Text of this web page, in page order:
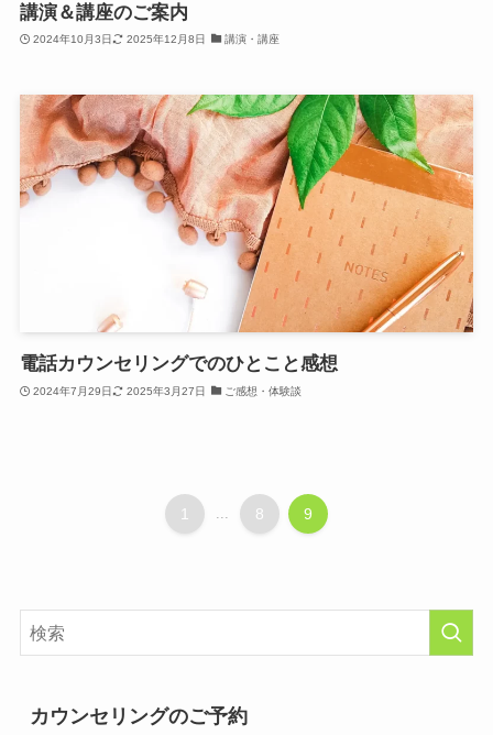
講演＆講座のご案内
2024年10月3日 2025年12月8日 講演・講座
電話カウンセリングでのひとこと感想
2024年7月29日 2025年3月27日 ご感想・体験談
1 ... 8 9
カウンセリングのご予約